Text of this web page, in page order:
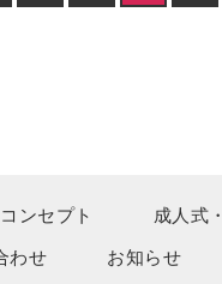
コンセプト 成人式
わせ お知らせ